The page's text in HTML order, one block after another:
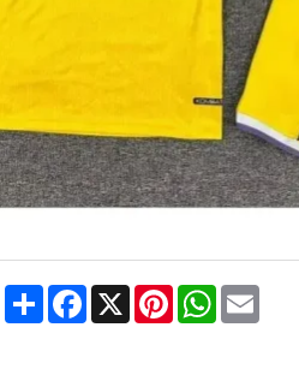
ShareFacebook
X PinterestWhatsApp
Email